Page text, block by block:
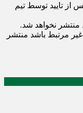
از تایید توسط تیم
منتشر نخواهد شد.
مرتبط باشد منتشر